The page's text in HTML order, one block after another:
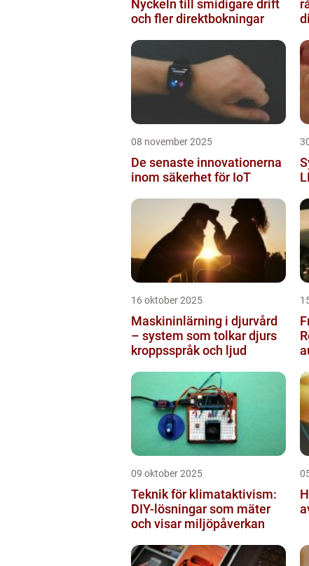
Nyckeln till smidigare drift
och fler direktbokningar
08 november 2025
De senaste innovationerna
inom säkerhet för IoT
16 oktober 2025
Maskininlärning i djurvård
– system som tolkar djurs
kroppsspråk och ljud
09 oktober 2025
Teknik för klimataktivism:
DIY-lösningar som mäter
och visar miljöpåverkan